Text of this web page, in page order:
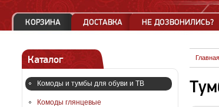
Каталог
Комоды и тумбы для обуви и ТВ
Комоды глянцевые
Главная